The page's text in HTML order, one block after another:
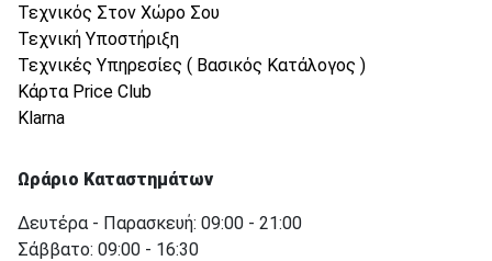
Τεχνικός Στον Χώρο Σου
Τεχνική Υποστήριξη
Τεχνικές Υπηρεσίες ( Βασικός Κατάλογος )
Κάρτα Price Club
Klarna
Ωράριο Καταστημάτων
Δευτέρα - Παρασκευή: 09:00 - 21:00
Σάββατο: 09:00 - 16:30